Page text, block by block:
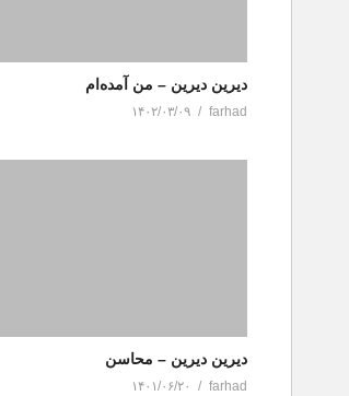
دیرین دیرین – من آمده‌ام
farhad ۱۴۰۲/۰۳/۰۹
دیرین دیرین – محاسن
farhad ۱۴۰۱/۰۶/۲۰